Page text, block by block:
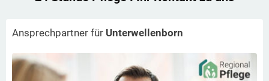
Ansprechpartner für Unterwellenborn